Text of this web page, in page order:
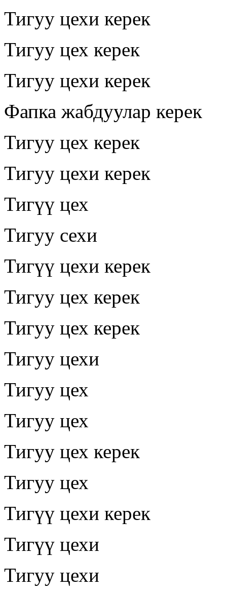
Тигуу цехи керек
Тигуу цех керек
Тигуу цехи керек
Фапка жабдуулар керек
Тигуу цех керек
Тигуу цехи керек
Тигүү цех
Тигуу сехи
Тигүү цехи керек
Тигуу цех керек
Тигуу цех керек
Тигуу цехи
Тигуу цех
Тигуу цех
Тигуу цех керек
Тигуу цех
Тигүү цехи керек
Тигүү цехи
Тигуу цехи